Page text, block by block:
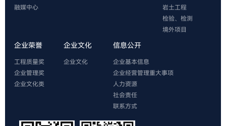
融媒中心
岩土工程
检验、检测
境外项目
企业荣誉
工程质量奖
企业管理奖
企业文化类
企业文化
企业文化
信息公开
企业基本信息
企业经营管理重大事项
人力资源
社会责任
联系方式